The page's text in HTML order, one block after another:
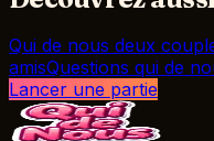
Qui de nous deux
amisQuestions qui de
Lancer une partie